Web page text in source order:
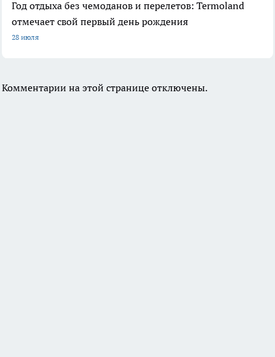
Год отдыха без чемоданов и перелетов: Termoland
отмечает свой первый день рождения
28 июля
Комментарии на этой странице отключены.